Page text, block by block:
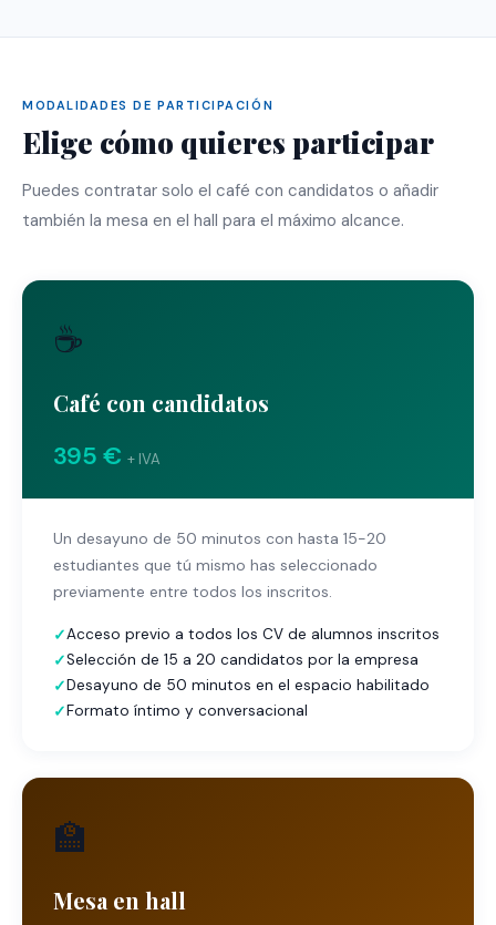
MODALIDADES DE PARTICIPACIÓN
Elige cómo quieres participar
Puedes contratar solo el café con candidatos o añadir
también la mesa en el hall para el máximo alcance.
☕
Café con candidatos
395 € + IVA
Un desayuno de 50 minutos con hasta 15-20
estudiantes que tú mismo has seleccionado
previamente entre todos los inscritos.
Acceso previo a todos los CV de alumnos inscritos
Selección de 15 a 20 candidatos por la empresa
Desayuno de 50 minutos en el espacio habilitado
Formato íntimo y conversacional
🏫
Mesa en hall